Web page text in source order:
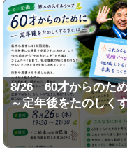
8/26 60才からのた
～定年後をたのしく